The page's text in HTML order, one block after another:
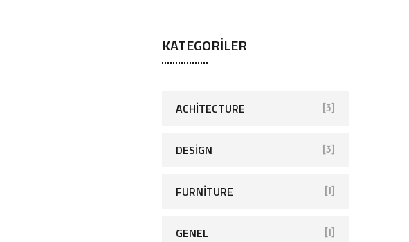
KATEGORILER
ACHITECTURE [3]
DESIGN [3]
FURNITURE [1]
GENEL [1]